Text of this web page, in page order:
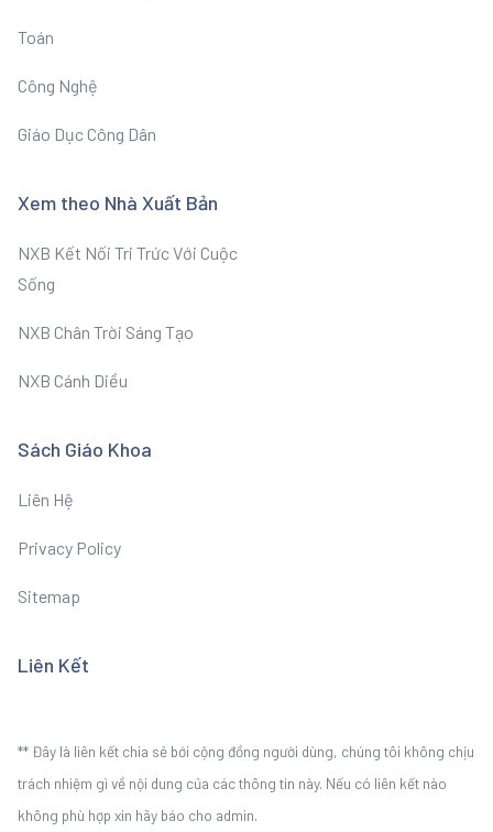
Toán
Công Nghệ
Giáo Dục Công Dân
Xem theo Nhà Xuất Bản
NXB Kết Nối Tri Trức Với Cuộc
Sống
NXB Chân Trời Sáng Tạo
NXB Cánh Diều
Sách Giáo Khoa
Liên Hệ
Privacy Policy
Sitemap
Liên Kết
** Đây là liên kết chia sẻ bới cộng đồng người dùng, chúng tôi không chịu
trách nhiệm gì về nội dung của các thông tin này. Nếu có liên kết nào
không phù hợp xin hãy báo cho admin.